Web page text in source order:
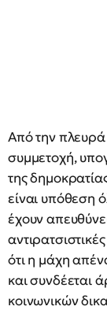
Από την
συμμετοχή,
της
είναι υπόθεση
έχουν
ότι η μάχη
και συνδέεται
κοινωνικών